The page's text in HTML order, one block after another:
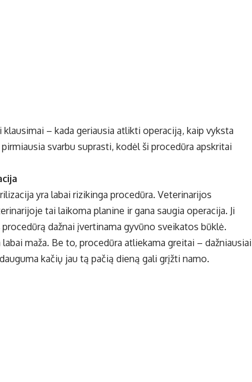
– kada geriausia atlikti operaciją, kaip vyksta
svarbu suprasti, kodėl ši procedūra apskritai
yra labai rizikinga procedūra. Veterinarijos
tai laikoma planine ir gana saugia operacija. Ji
dažnai įvertinama gyvūno sveikatos būklė.
maža. Be to, procedūra atliekama greitai – dažniausiai
kačių jau tą pačią dieną gali grįžti namo.